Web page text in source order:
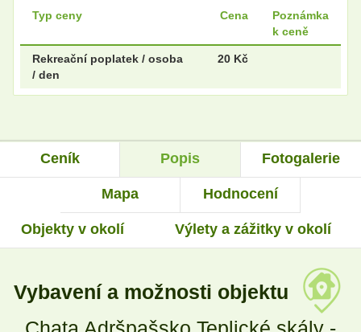
Typ ceny Cena
Poznámka
k ceně
Rekreační poplatek / osoba
/ den
20 Kč
Ceník Popis Fotogalerie
Mapa Hodnocení
Objekty v okolí Výlety a zážitky v okolí
Vybavení a možnosti objektu